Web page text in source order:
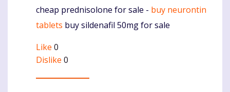
Komentaras
cheap prednisolone for sale - buy neurontin
tablets buy sildenafil 50mg for sale
Like 0
Dislike 0